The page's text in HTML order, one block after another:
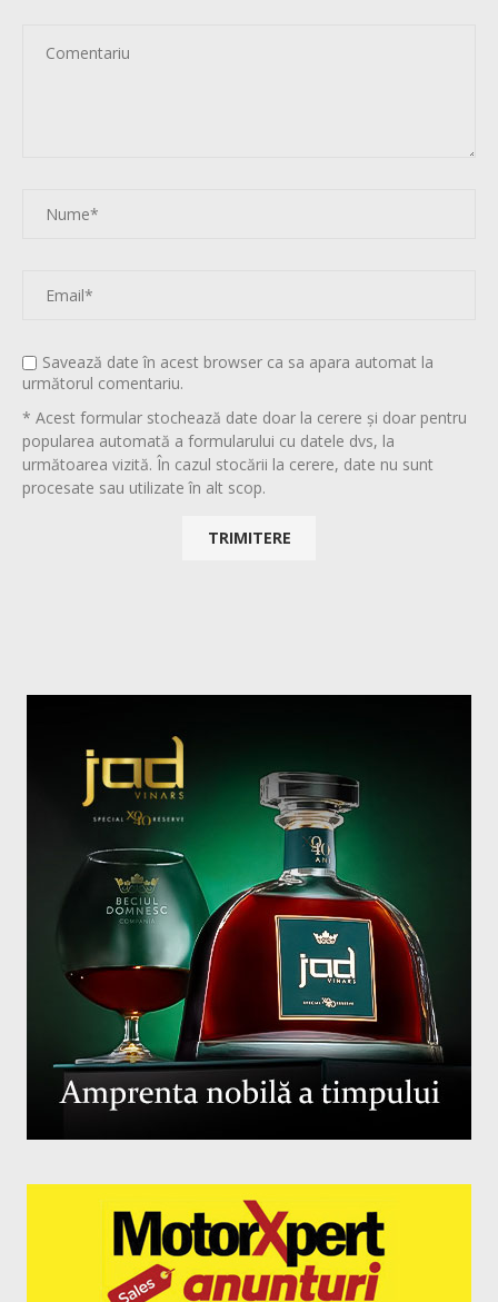
Savează date în acest browser ca sa apara automat la
următorul comentariu.
* Acest formular stochează date doar la cerere și doar pentru
popularea automată a formularului cu datele dvs, la
următoarea vizită. În cazul stocării la cerere, date nu sunt
procesate sau utilizate în alt scop.